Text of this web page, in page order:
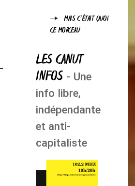
MAIS C'ÉTAIT QUOI
CE MORCEAU
LES CANUT
INFOS - Une
info libre,
indépendante
et anti-
capitaliste